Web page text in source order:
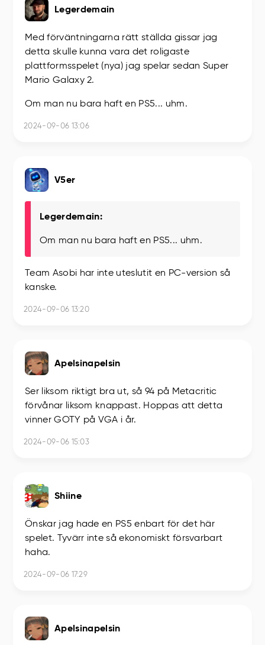
Legerdemain
Med förväntningarna rätt ställda gissar jag
detta skulle kunna vara det roligaste
plattformsspelet (nya) jag spelar sedan Super
Mario Galaxy 2.
Om man nu bara haft en PS5... uhm.
2024-09-06 13:06
V5er
Legerdemain:
Om man nu bara haft en PS5... uhm.
Team Asobi har inte uteslutit en PC-version så
kanske.
2024-09-06 13:20
Apelsinapelsin
Ser liksom riktigt bra ut, så 94 på Metacritic
förvånar liksom knappast. Hoppas att detta
vinner GOTY på VGA i år.
2024-09-06 15:03
Shiine
Önskar jag hade en PS5 enbart för det här
spelet. Tyvärr inte så ekonomiskt försvarbart
haha.
2024-09-06 17:29
Apelsinapelsin